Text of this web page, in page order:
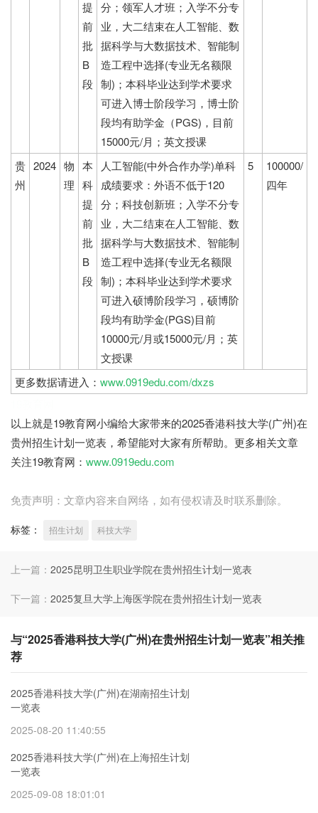
提
前
批
B
段
分；领军人才班；入学不分专
业，大二结束在人工智能、数
据科学与大数据技术、智能制
造工程中选择(专业无名额限
制)；本科毕业达到学术要求
可进入博士阶段学习，博士阶
段均有助学金（PGS)，目前
15000元/月；英文授课
贵
州
2024 物
理
本
科
提
前
批
B
段
人工智能(中外合作办学)单科
成绩要求：外语不低于120
分；科技创新班；入学不分专
业，大二结束在人工智能、数
据科学与大数据技术、智能制
造工程中选择(专业无名额限
制)；本科毕业达到学术要求
可进入硕博阶段学习，硕博阶
段均有助学金(PGS)目前
10000元/月或15000元/月；英
文授课
5
100000/
四年
更多数据请进入： www.0919edu.com/dxzs
以上就是19教育网小编给大家带来的2025香港科技大学(广州)在
贵州招生计划一览表，希望能对大家有所帮助。更多相关文章
关注19教育网： www.0919edu.com
免责声明：文章内容来自网络，如有侵权请及时联系删除。
标签： 招生计划 科技大学
上一篇： 2025昆明卫生职业学院在贵州招生计划一览表
下一篇： 2025复旦大学上海医学院在贵州招生计划一览表
与“2025香港科技大学(广州)在贵州招生计划一览表”相关推
荐
2025香港科技大学(广州)在湖南招生计划
一览表
2025-08-20 11:40:55
2025香港科技大学(广州)在上海招生计划
一览表
2025-09-08 18:01:01